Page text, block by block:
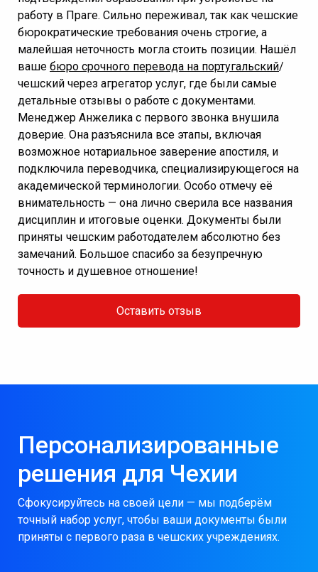
работу в Праге. Сильно переживал, так как чешские
бюрократические требования очень строгие, а
малейшая неточность могла стоить позиции. Нашёл
ваше бюро срочного перевода на португальский/
чешский через агрегатор услуг, где были самые
детальные отзывы о работе с документами.
Менеджер Анжелика с первого звонка внушила
доверие. Она разъяснила все этапы, включая
возможное нотариальное заверение апостиля, и
подключила переводчика, специализирующегося на
академической терминологии. Особо отмечу её
внимательность — она лично сверила все названия
дисциплин и итоговые оценки. Документы были
приняты чешским работодателем абсолютно без
замечаний. Большое спасибо за безупречную
точность и душевное отношение!
Оставить отзыв
Персонализированные
решения для Чехии
Сфокусируйтесь на своей цели — мы подберём
точный набор услуг, чтобы ваши документы были
приняты с первого раза в чешских учреждениях.